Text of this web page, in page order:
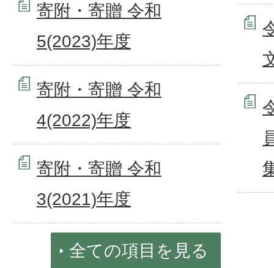
寄附・寄贈 令和
5(2023)年度
寄附・寄贈 令和
4(2022)年度
寄附・寄贈 令和
3(2021)年度
全ての項目を見る